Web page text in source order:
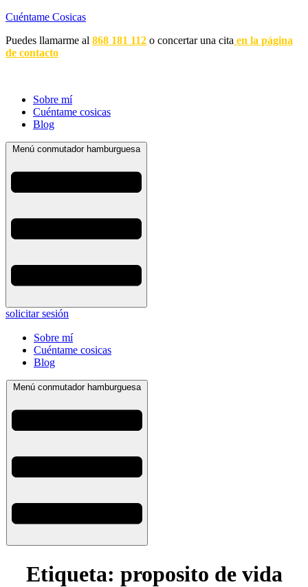
Cuéntame Cosicas
Puedes llamarme al 868 181 112 o concertar una cita en la página
de contacto
Sobre mí
Cuéntame cosicas
Blog
Menú conmutador hamburguesa
solicitar sesión
Sobre mí
Cuéntame cosicas
Blog
Menú conmutador hamburguesa
Etiqueta: proposito de vida